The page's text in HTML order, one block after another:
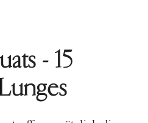
- 15